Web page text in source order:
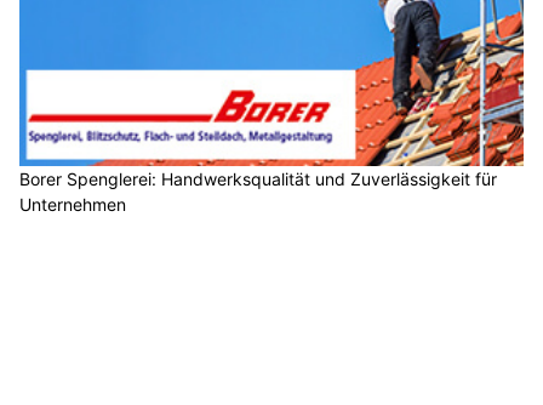
Borer Spenglerei: Handwerksqualität und Zuverlässigkeit für
Unternehmen